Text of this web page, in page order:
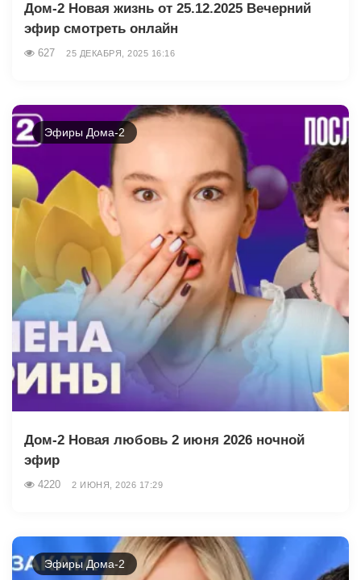
Дом-2 Новая жизнь от 25.12.2025 Вечерний
эфир смотреть онлайн
627 25 ДЕКАБРЯ, 2025 16:16
Эфиры Дома-2
Дом-2 Новая любовь 2 июня 2026 ночной
эфир
4220 2 ИЮНЯ, 2026 17:29
Эфиры Дома-2